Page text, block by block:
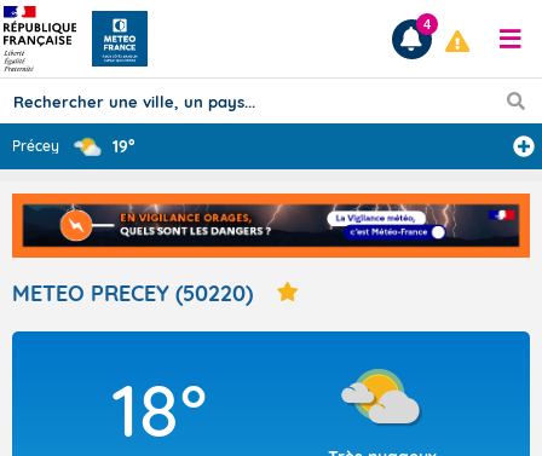
Prévisions
TOUS LES RÉSULTATS
Articles
4
Précey 19°
METEO PRECEY (50220)
18°